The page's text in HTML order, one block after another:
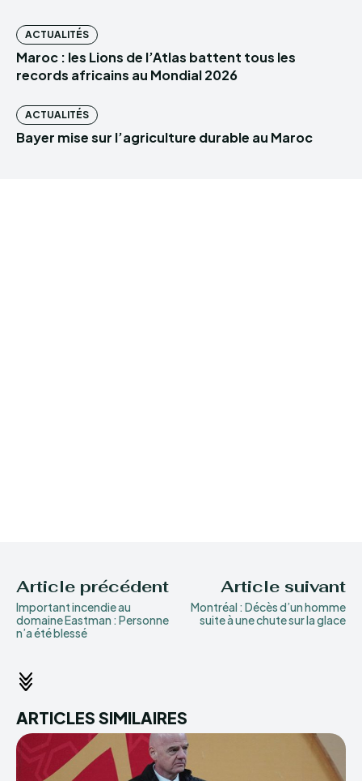
ACTUALITÉS
Maroc : les Lions de l’Atlas battent tous les
records africains au Mondial 2026
ACTUALITÉS
Bayer mise sur l’agriculture durable au Maroc
Article précédent
Important incendie au
domaine Eastman : Personne
n’a été blessé
Article suivant
Montréal : Décès d’un homme
suite à une chute sur la glace
ARTICLES SIMILAIRES